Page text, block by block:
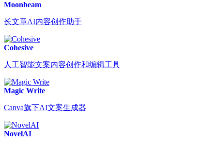
Moonbeam
长文章AI内容创作助手
Cohesive
人工智能文案内容创作和编辑工具
Magic Write
Canva旗下AI文案生成器
NovelAI